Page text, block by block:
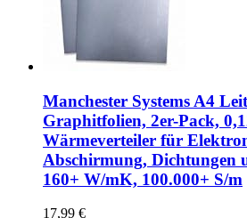
Manchester Systems A4
Graphitfolien, 2er-Pack,
Wärmeverteiler für
Abschirmung, Dichtungen
160+ W/mK, 100.000+ S/m
17,99 €